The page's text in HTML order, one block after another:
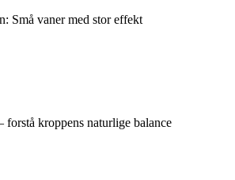
Små vaner med stor effekt
forstå kroppens naturlige balance